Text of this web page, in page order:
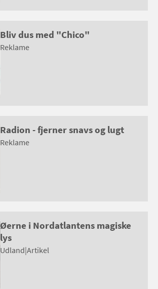
Bliv dus med "Chico"
Reklame
Radion - fjerner snavs og lugt
Reklame
Øerne i Nordatlantens magiske
lys
Udland|Artikel